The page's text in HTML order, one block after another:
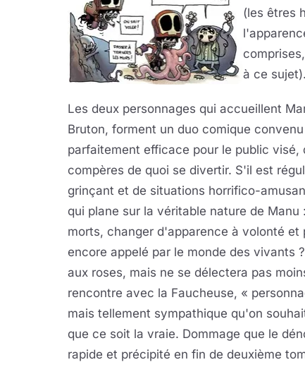
(les êtres
à ce sujet).
Les deux personnages qui accueillent
Bruton, forment un duo comique
parfaitement efficace pour le public
compères de quoi se divertir. S'il est
grinçant et de situations horrifico-
qui plane sur la véritable nature de
morts, changer d'apparence à volonté
encore appelé par le monde des vivants
aux roses, mais ne se délectera pas
rencontre avec la Faucheuse, «
mais tellement sympathique qu'on
que ce soit la vraie. Dommage que le
rapide et précipité en fin de deuxième